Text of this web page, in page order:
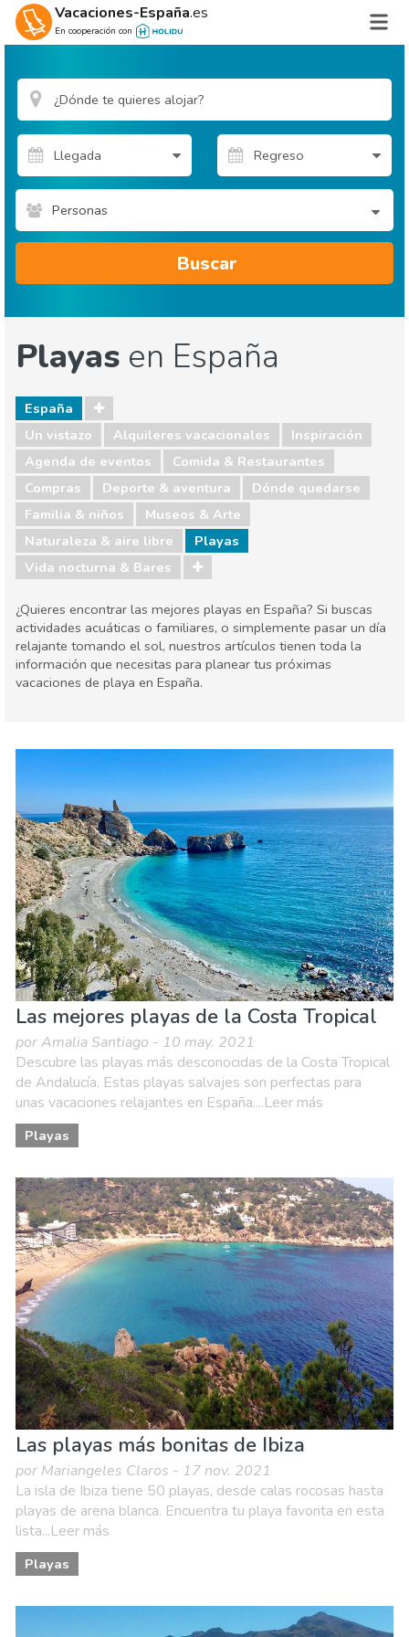
Vacaciones-España.es
En cooperación con
Personas
Buscar
Playas en España
España
Un vistazo
Alquileres vacacionales
Inspiración
Agenda de eventos
Comida & Restaurantes
Compras
Deporte & aventura
Dónde quedarse
Familia & niños
Museos & Arte
Naturaleza & aire libre
Playas
Vida nocturna & Bares
¿Quieres encontrar las mejores playas en España? Si buscas
actividades acuáticas o familiares, o simplemente pasar un día
relajante tomando el sol, nuestros artículos tienen toda la
información que necesitas para planear tus próximas
vacaciones de playa en España.
Agenda de eventos
Compras
Deporte & aventura
Dónde quedarse
Familia & niños
Museos & Arte
Naturaleza & aire libre
Playas
Vida nocturna & Bares
Las mejores playas de la Costa Tropical
por Amalia Santiago - 10 may. 2021
Descubre las playas más desconocidas de la Costa Tropical
de Andalucía. Estas playas salvajes son perfectas para
unas vacaciones relajantes en España....Leer más
Playas
Las playas más bonitas de Ibiza
por Mariangeles Claros - 17 nov. 2021
La isla de Ibiza tiene 50 playas, desde calas rocosas hasta
playas de arena blanca. Encuentra tu playa favorita en esta
lista...Leer más
Playas